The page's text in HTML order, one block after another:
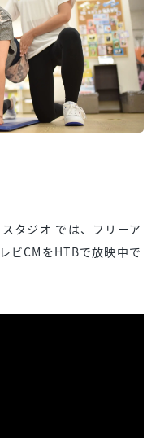
タジオ では、フリーア
ビCMをHTBで放映中で